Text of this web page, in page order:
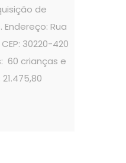
de
Rua
30220-420
60 crianças e